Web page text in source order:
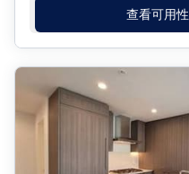
查看可用性